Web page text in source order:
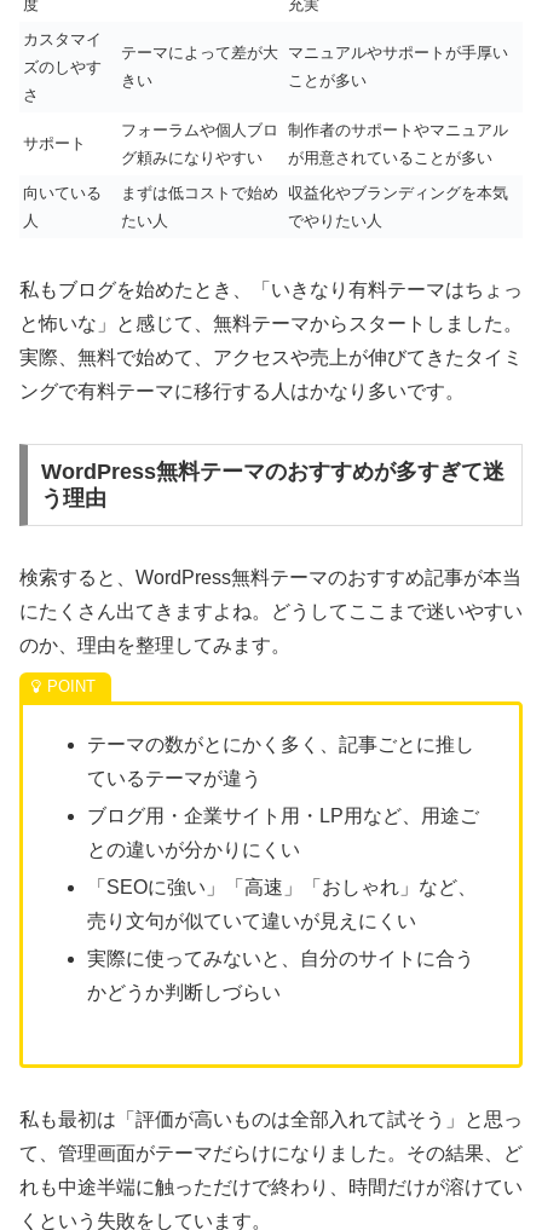
度
充実
カスタマイ
ズのしやす
さ
テーマによって差が大
きい
マニュアルやサポートが手厚い
ことが多い
サポート
フォーラムや個人ブロ
グ頼みになりやすい
制作者のサポートやマニュアル
が用意されていることが多い
向いている
人
まずは低コストで始め
たい人
収益化やブランディングを本気
でやりたい人
私もブログを始めたとき、「いきなり有料テーマはちょっ
と怖いな」と感じて、無料テーマからスタートしました。
実際、無料で始めて、アクセスや売上が伸びてきたタイミ
ングで有料テーマに移行する人はかなり多いです。
WordPress無料テーマのおすすめが多すぎて迷
う理由
検索すると、WordPress無料テーマのおすすめ記事が本当
にたくさん出てきますよね。どうしてここまで迷いやすい
のか、理由を整理してみます。
テーマの数がとにかく多く、記事ごとに推し
ているテーマが違う
ブログ用・企業サイト用・LP用など、用途ご
との違いが分かりにくい
「SEOに強い」「高速」「おしゃれ」など、
売り文句が似ていて違いが見えにくい
実際に使ってみないと、自分のサイトに合う
かどうか判断しづらい
私も最初は「評価が高いものは全部入れて試そう」と思っ
て、管理画面がテーマだらけになりました。その結果、ど
れも中途半端に触っただけで終わり、時間だけが溶けてい
くという失敗をしています。